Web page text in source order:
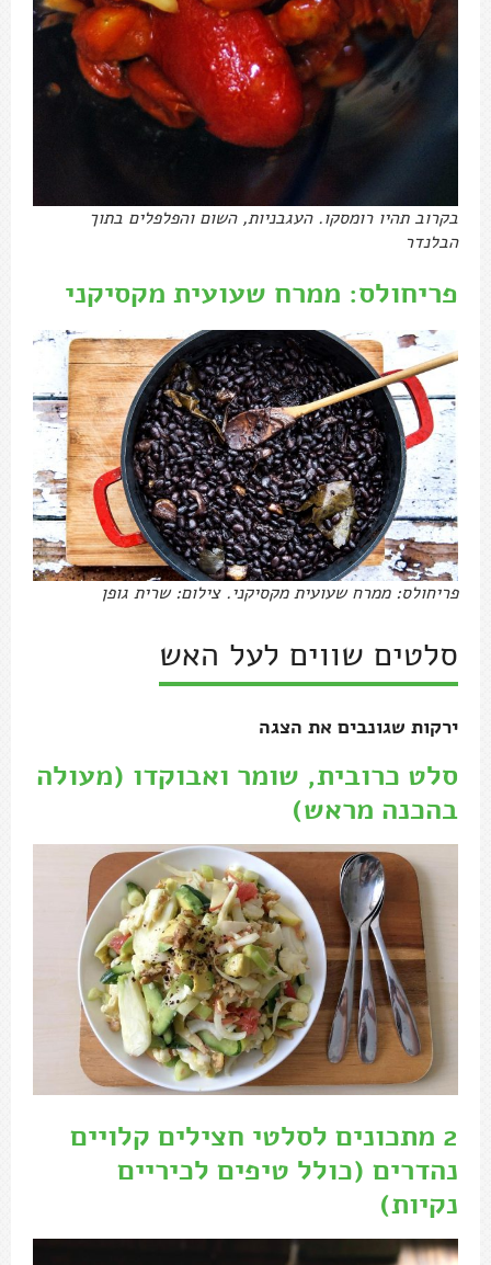
בקרוב תהיו רומסקו. העגבניות, השום והפלפלים בתוך
הבלנדר
פריחולס: ממרח שעועית מקסיקני
פריחולס: ממרח שעועית מקסיקני. צילום: שרית גופן
סלטים שווים לעל האש
ירקות שגונבים את הצגה
סלט כרובית, שומר ואבוקדו (מעולה
בהכנה מראש)
2 מתכונים לסלטי חצילים קלויים
נהדרים (כולל טיפים לכיריים
נקיות)